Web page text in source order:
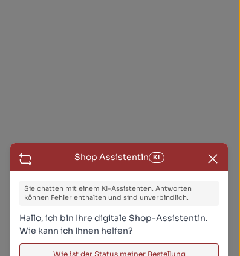
Shop Assistentin KI
Sie chatten mit einem KI-Assistenten. Antworten
können Fehler enthalten und sind unverbindlich.
Hallo, ich bin Ihre digitale Shop-Assistentin.
Wie kann ich Ihnen helfen?
Wie ist der Status meiner Bestellung